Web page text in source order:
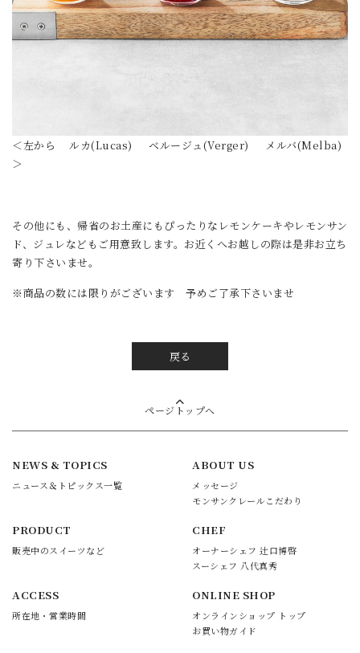
＜左から ルカ(Lucas) ベルージュ(Verger) メルバ(Melba)
＞
その他にも、帰省のお土産にもぴったりなレモンケーキやレモンサン
ド、ジュレなどもご用意致します。お近くへお越しの際は是非お立ち
寄り下さいませ。
※商品の数には限りがございます 予めご了承下さいませ
戻る
ページトップへ
NEWS & TOPICS
ニュース＆トピックス一覧
ABOUT US
メッセージ
モンサンクレールこだわり
PRODUCT
販売中のスイーツなど
CHEF
オーナーシェフ 辻口博啓
スーシェフ 八代真秀
ACCESS
所在地・営業時間
ONLINE SHOP
オンラインショップ トップ
お買い物ガイド